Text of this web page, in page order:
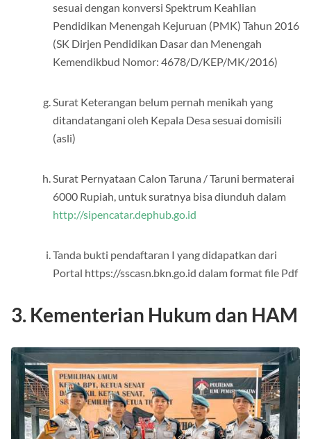
sesuai dengan konversi Spektrum Keahlian
Pendidikan Menengah Kejuruan (PMK) Tahun 2016
(SK Dirjen Pendidikan Dasar dan Menengah
Kemendikbud Nomor: 4678/D/KEP/MK/2016)
Surat Keterangan belum pernah menikah yang
ditandatangani oleh Kepala Desa sesuai domisili
(asli)
Surat Pernyataan Calon Taruna / Taruni bermaterai
6000 Rupiah, untuk suratnya bisa diunduh dalam
http://sipencatar.dephub.go.id
Tanda bukti pendaftaran I yang didapatkan dari
Portal https://sscasn.bkn.go.id dalam format file Pdf
3. Kementerian Hukum dan HAM